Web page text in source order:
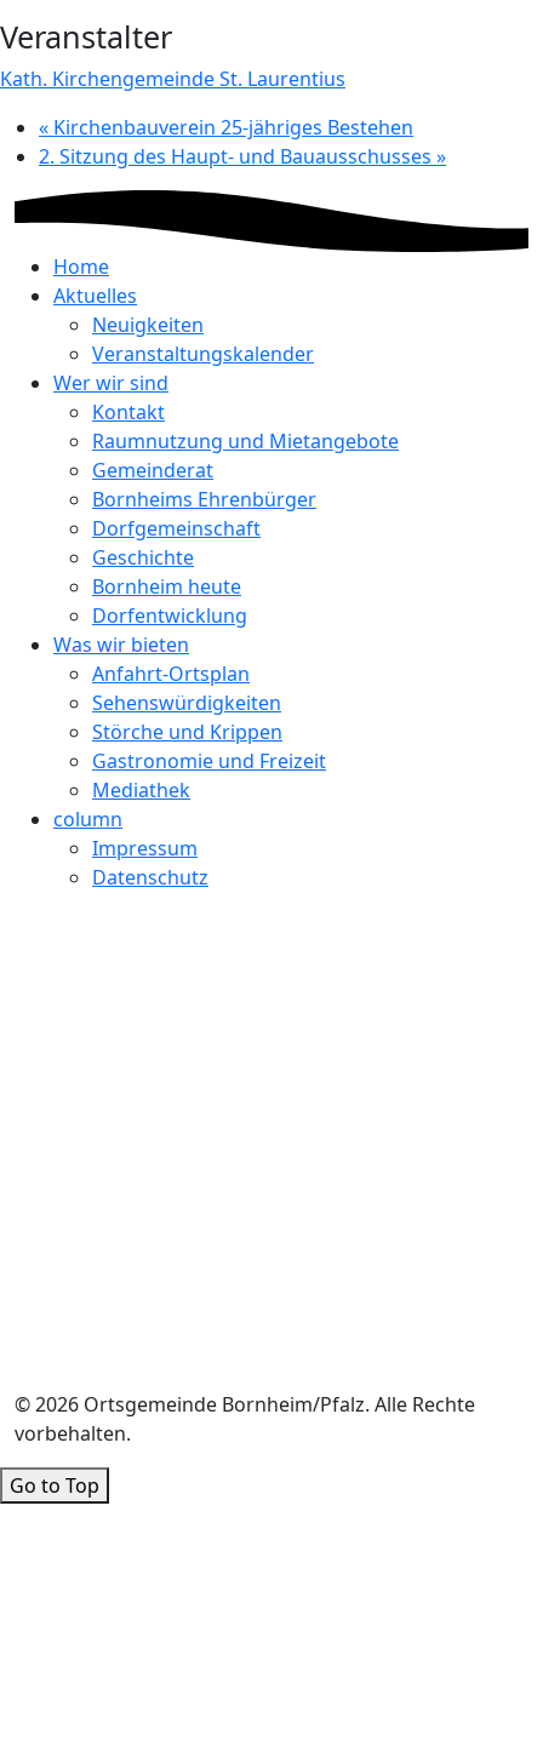
Veranstalter
Kath. Kirchengemeinde St. Laurentius
« Kirchenbauverein 25-jähriges Bestehen
2. Sitzung des Haupt- und Bauausschusses »
Home
Aktuelles
Neuigkeiten
Veranstaltungskalender
Wer wir sind
Kontakt
Raumnutzung und Mietangebote
Gemeinderat
Bornheims Ehrenbürger
Dorfgemeinschaft
Geschichte
Bornheim heute
Dorfentwicklung
Was wir bieten
Anfahrt-Ortsplan
Sehenswürdigkeiten
Störche und Krippen
Gastronomie und Freizeit
Mediathek
column
Impressum
Datenschutz
© 2026 Ortsgemeinde Bornheim/Pfalz. Alle Rechte
vorbehalten.
Go to Top